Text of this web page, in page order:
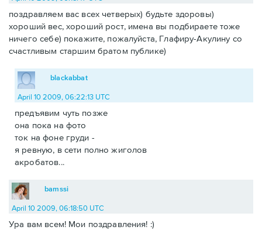
поздравляем вас всех четверых) будьте здоровы)
хороший вес, хороший рост, имена вы подбираете тоже
ничего себе) покажите, пожалуйста, Глафиру-Акулину со
счастливым старшим братом публике)
blackabbat
April 10 2009, 06:22:13 UTC
предъявим чуть позже
она пока на фото
ток на фоне груди -
я ревную, в сети полно жиголов
акробатов...
bamssi
April 10 2009, 06:18:50 UTC
Ура вам всем! Мои поздравления! :)